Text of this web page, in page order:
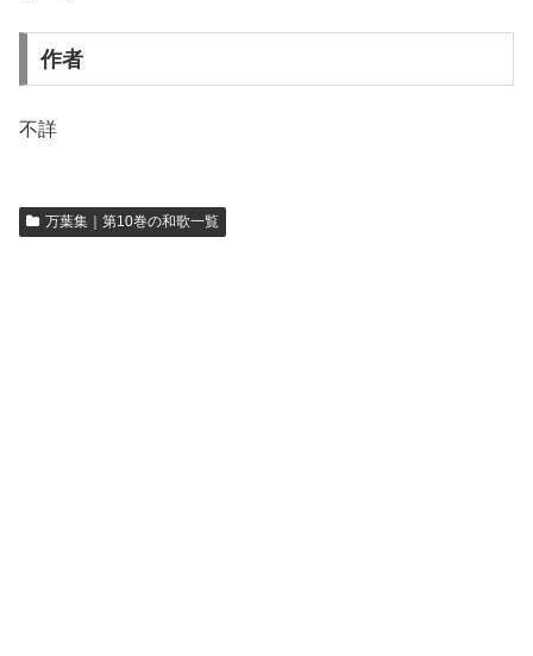
作者
不詳
万葉集｜第10巻の和歌一覧